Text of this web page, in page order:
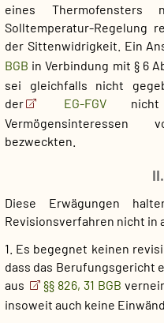
eines Thermofensters
Solltemperatur-Regelung
der Sittenwidrigkeit. Ein
BGB in Verbindung mit § 6
sei gleichfalls nicht
der
EG-FGV
Vermögensinteressen
bezweckten.
II.
Diese Erwägungen
Revisionsverfahren nicht in
1. Es begegnet keinen
dass das Berufungsgericht
aus
§§ 826, 31 BGB
insoweit auch keine